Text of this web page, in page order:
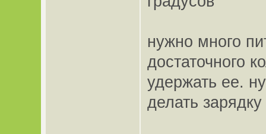
нужно много
достаточного
удержать ее.
делать зарядку